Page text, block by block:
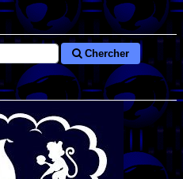
Chercher